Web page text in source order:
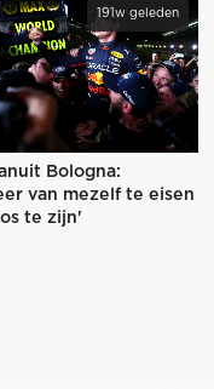
191w geleden
Bologna:
van mezelf te eisen
te zijn'